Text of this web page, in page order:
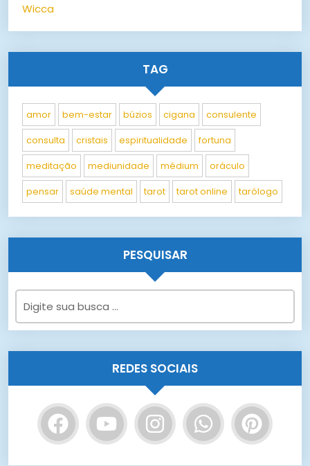
Wicca
TAG
amor bem-estar búzios cigana consulente
consulta cristais espiritualidade fortuna
meditação mediunidade médium oráculo
pensar saúde mental tarot tarot online tarólogo
PESQUISAR
REDES SOCIAIS